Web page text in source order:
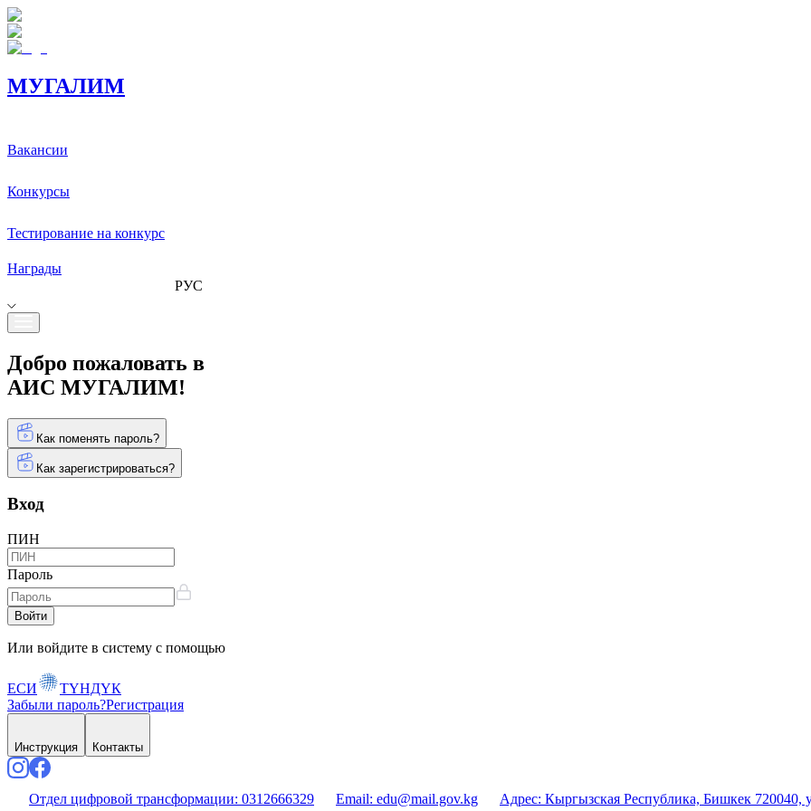
МУГАЛИМ
Вакансии
Конкурсы
Тестирование на конкурс
Награды
РУС
Добро пожаловать в
АИС МУГАЛИМ!
Как поменять пароль?
Как зарегистрироваться?
Вход
ПИН
Пароль
Войти
Или войдите в систему с помощью
ЕСИ
ТҮНДҮК
Забыли пароль?Регистрация
Инструкция Контакты
Отдел цифровой трансформации: 0312666329 Email: edu@mail.gov.kg Адрес: Кыргызская Республика, Бишкек 720040,